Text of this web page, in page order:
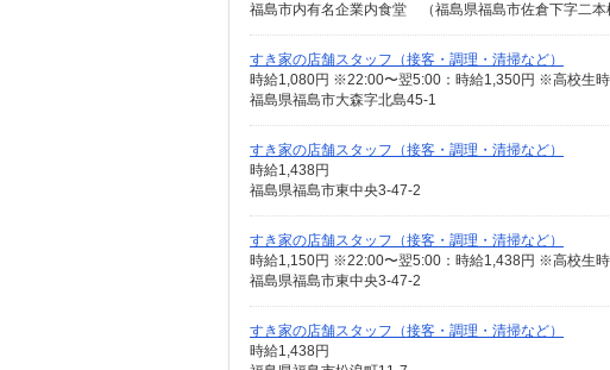
福島市内有名企業内食堂 （福島県福島市佐倉下字二本
すき家の店舗スタッフ（接客・調理・清掃など）
時給1,080円 ※22:00〜翌5:00：時給1,350円 ※高校生
福島県福島市大森字北島45-1
すき家の店舗スタッフ（接客・調理・清掃など）
時給1,438円
福島県福島市東中央3-47-2
すき家の店舗スタッフ（接客・調理・清掃など）
時給1,150円 ※22:00〜翌5:00：時給1,438円 ※高校生
福島県福島市東中央3-47-2
すき家の店舗スタッフ（接客・調理・清掃など）
時給1,438円